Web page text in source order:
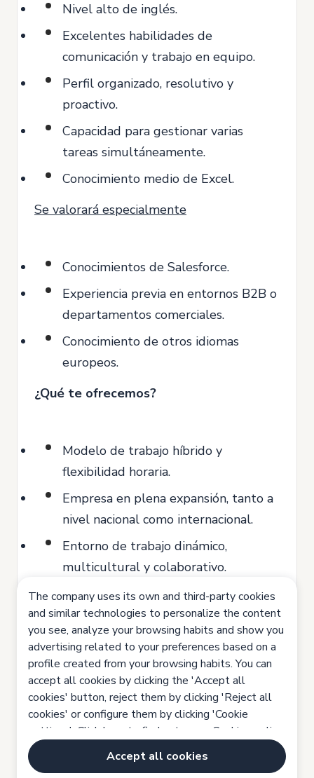
Nivel alto de inglés.
Excelentes habilidades de
comunicación y trabajo en equipo.
Perfil organizado, resolutivo y
proactivo.
Capacidad para gestionar varias
tareas simultáneamente.
Conocimiento medio de Excel.
Se valorará especialmente
Conocimientos de Salesforce.
Experiencia previa en entornos B2B o
departamentos comerciales.
Conocimiento de otros idiomas
europeos.
¿Qué te ofrecemos?
Modelo de trabajo híbrido y
flexibilidad horaria.
Empresa en plena expansión, tanto a
nivel nacional como internacional.
Entorno de trabajo dinámico,
multicultural y colaborativo.
Proyecto con proyección y
posibilidades de crecimiento
profesional dentro del equipo B2B y
MiiN Trade.
Descuentos exclusivos en productos
MiiN Cosmetics.
¿Te apasiona el mundo B2B y quieres dar
un servicio excelente a clientes europeos?
The company uses its own and third-party cookies
and similar technologies to personalize the content
you see, analyze your browsing habits and show you
advertising related to your preferences based on a
profile created from your browsing habits. You can
accept all cookies by clicking the 'Accept all
cookies' button, reject them by clicking 'Reject all
cookies' or configure them by clicking 'Cookie
settings'. Click here to find out more: Cookies policy
Accept all cookies